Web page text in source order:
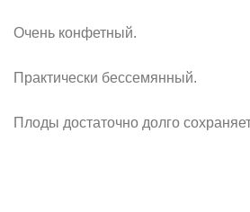
Очень конфетный.
Практически бессемянный.
Плоды достаточно долго